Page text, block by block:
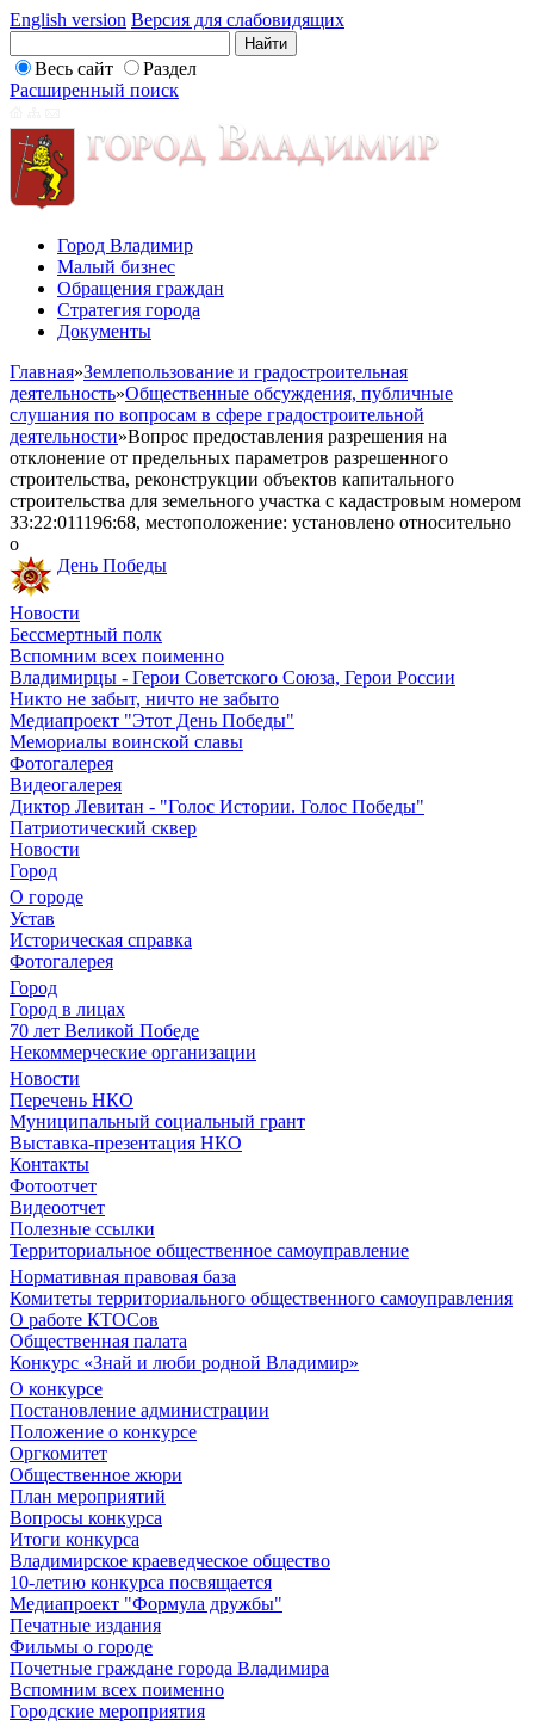
English version Версия для слабовидящих
Весь сайт
Раздел
Расширенный поиск
Город Владимир
Малый бизнес
Обращения граждан
Стратегия города
Документы
Главная»Землепользование и градостроительная
деятельность»Общественные обсуждения, публичные
слушания по вопросам в сфере градостроительной
деятельности»Вопрос предоставления разрешения на
отклонение от предельных параметров разрешенного
строительства, реконструкции объектов капитального
строительства для земельного участка с кадастровым номером
33:22:011196:68, местоположение: установлено относительно
о
День Победы
Новости
Бессмертный полк
Вспомним всех поименно
Владимирцы - Герои Советского Союза, Герои России
Никто не забыт, ничто не забыто
Медиапроект "Этот День Победы"
Мемориалы воинской славы
Фотогалерея
Видеогалерея
Диктор Левитан - "Голос Истории. Голос Победы"
Патриотический сквер
Новости
Город
О городе
Устав
Историческая справка
Фотогалерея
Город
Город в лицах
70 лет Великой Победе
Некоммерческие организации
Новости
Перечень НКО
Муниципальный социальный грант
Выставка-презентация НКО
Контакты
Фотоотчет
Видеоотчет
Полезные ссылки
Территориальное общественное самоуправление
Нормативная правовая база
Комитеты территориального общественного самоуправления
О работе КТОСов
Общественная палата
Конкурс «Знай и люби родной Владимир»
О конкурсе
Постановление администрации
Положение о конкурсе
Оргкомитет
Общественное жюри
План мероприятий
Вопросы конкурса
Итоги конкурса
Владимирское краеведческое общество
10-летию конкурса посвящается
Медиапроект "Формула дружбы"
Печатные издания
Фильмы о городе
Почетные граждане города Владимира
Вспомним всех поименно
Городские мероприятия